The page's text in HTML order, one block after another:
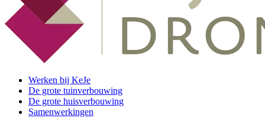
Werken bij KeJe
De grote tuinverbouwing
De grote huisverbouwing
Samenwerkingen